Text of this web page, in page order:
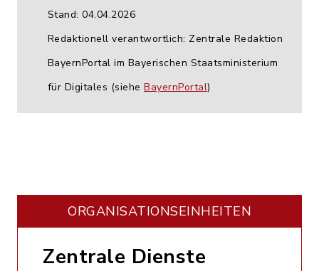
Stand: 04.04.2026
Redaktionell verantwortlich: Zentrale Redaktion
BayernPortal im Bayerischen Staatsministerium
für Digitales (siehe BayernPortal)
ORGANISATIONS­EINHEITEN
Zentrale Dienste